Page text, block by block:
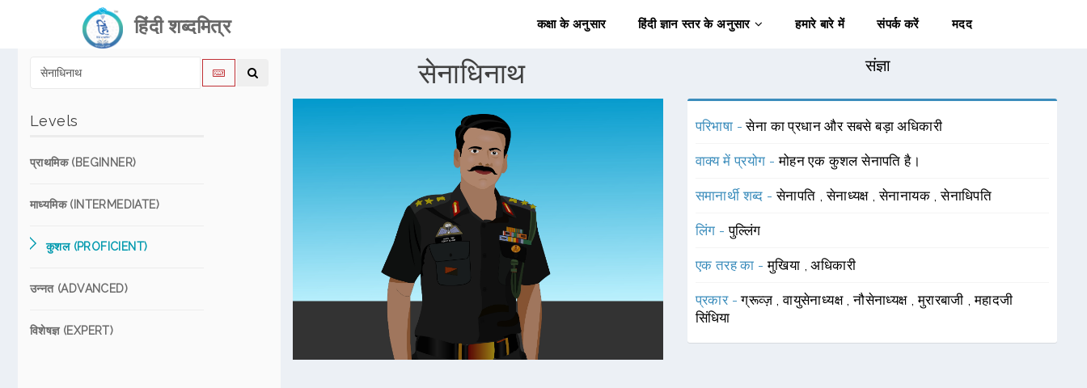
हिंदी शब्दमित्र कक्षा के अनुसार हिंदी ज्ञान स्तर के अनुसार हमारे बारे में संपर्क करें मदद
Levels
प्राथमिक (BEGINNER)
माध्यमिक (INTERMEDIATE)
कुशल (PROFICIENT)
उन्नत (ADVANCED)
विशेषज्ञ (EXPERT)
सेनाधिनाथ संज्ञा
परिभाषा -सेना का प्रधान और सबसे बड़ा अधिकारी
वाक्य में प्रयोग -मोहन एक कुशल सेनापति है।
समानार्थी शब्द -सेनापति ,सेनाध्यक्ष ,सेनानायक ,सेनाधिपति
लिंग -पुल्लिंग
एक तरह का -मुखिया ,अधिकारी
प्रकार -ग्रूव्ज़ ,वायुसेनाध्यक्ष ,नौसेनाध्यक्ष ,मुरारबाजी ,महादजी
सिंधिया